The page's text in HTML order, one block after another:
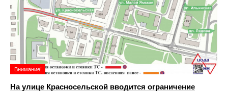
Внимание!
На улице Красносельской вводится ограничение